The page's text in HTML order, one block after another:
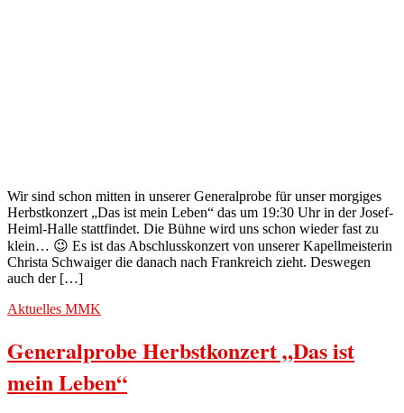
Wir sind schon mitten in unserer Generalprobe für unser morgiges
Herbstkonzert „Das ist mein Leben“ das um 19:30 Uhr in der Josef-
Heiml-Halle stattfindet. Die Bühne wird uns schon wieder fast zu
klein… 😉 Es ist das Abschlusskonzert von unserer Kapellmeisterin
Christa Schwaiger die danach nach Frankreich zieht. Deswegen
auch der […]
Aktuelles MMK
Generalprobe Herbstkonzert „Das ist
mein Leben“